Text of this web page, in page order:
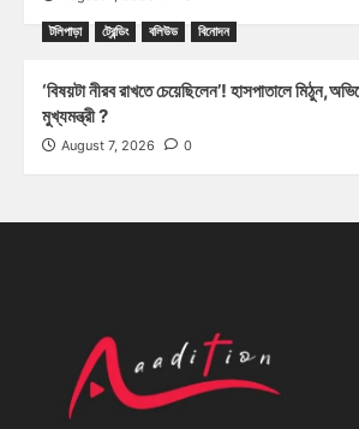
টলিপাড়া ট্রেন্ডিং বলিউড বিনোদন
‘বিষয়টা নীরব রাখতে চেয়েছিলেন’! হাসপাতালে
মুখ্যমন্ত্রী ?
August 7, 2026 0